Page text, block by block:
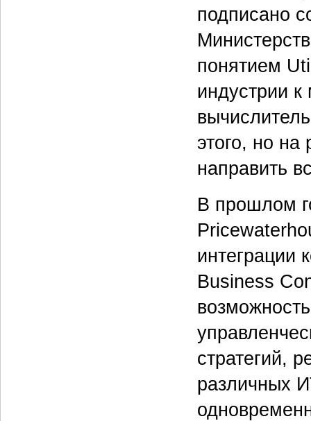
подписано
понятием
индустрии
этого, но на
направить
В прошлом
интеграции
Business
стратегий,
различных